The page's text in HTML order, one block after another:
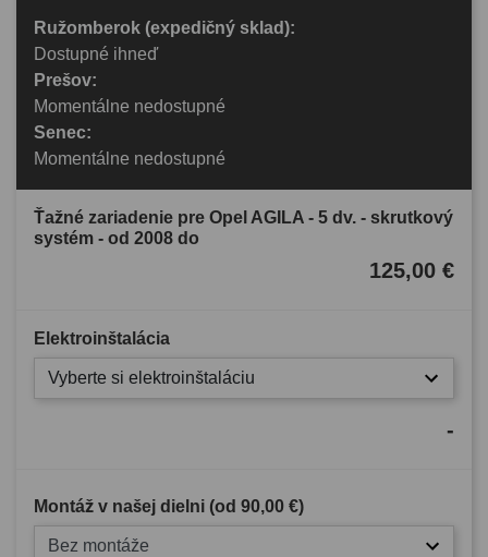
Ružomberok (expedičný sklad):
Dostupné ihneď
Prešov:
Momentálne nedostupné
Senec:
Momentálne nedostupné
Ťažné zariadenie pre Opel AGILA - 5 dv. - skrutkový
systém - od 2008 do
125,00 €
Elektroinštalácia
Vyberte si elektroinštaláciu
-
Montáž v našej dielni (od 90,00 €)
Bez montáže